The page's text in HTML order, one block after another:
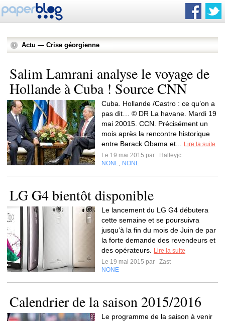
Actu — Crise géorgienne
Salim Lamrani analyse le voyage de
Hollande à Cuba ! Source CNN
Cuba. Hollande /Castro : ce qu’on a
pas dit… © DR La havane. Mardi 19
mai 20015. CCN. Précisément un
mois après la rencontre historique
entre Barack Obama et...
Lire la suite
Le 19 mai 2015 par
Halleyjc
NONE NONE
LG G4 bientôt disponible
Le lancement du LG G4 débutera
cette semaine et se poursuivra
jusqu’à la fin du mois de Juin de par
la forte demande des revendeurs et
des opérateurs.
Lire la suite
Le 19 mai 2015 par
Zast
NONE
Calendrier de la saison 2015/2016
Le programme de la saison à venir